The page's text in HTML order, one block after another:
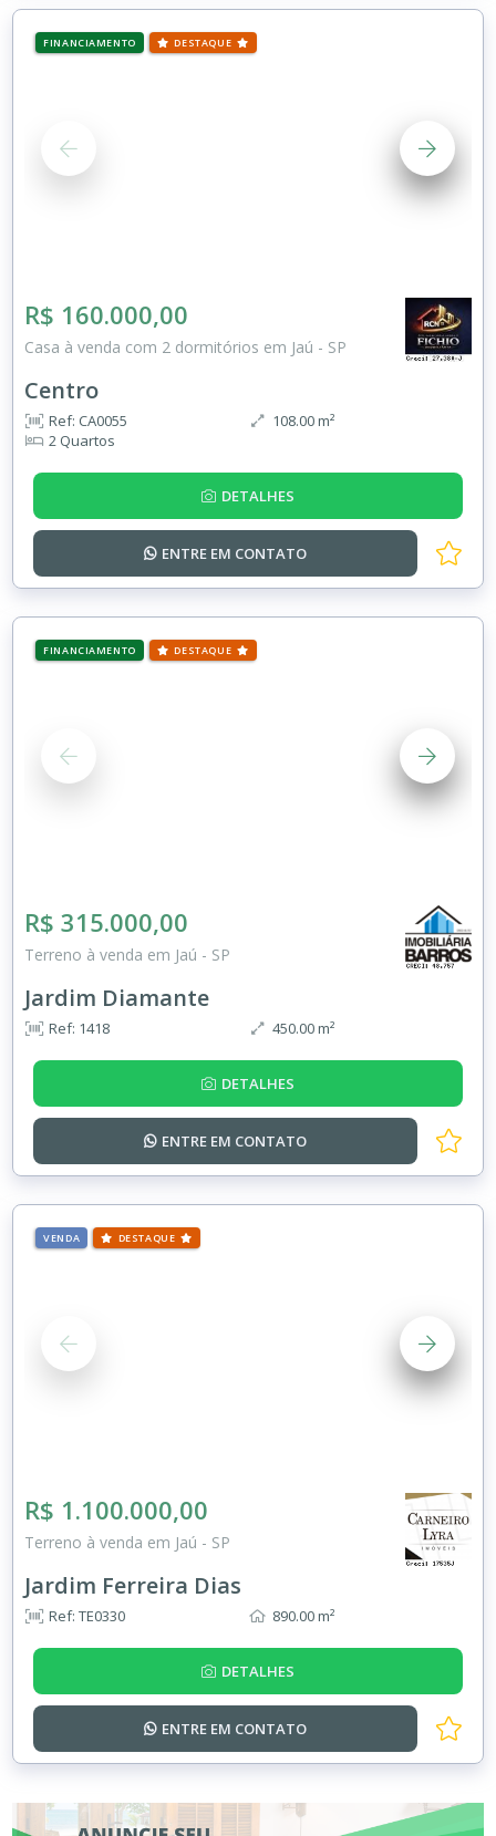
FINANCIAMENTO DESTAQUE
R$ 160.000,00
Casa à venda com 2 dormitórios em Jaú - SP
Centro
Ref: CA0055
2 Quartos
108.00 m²
DETALHES
ENTRE EM CONTATO
FINANCIAMENTO DESTAQUE
R$ 315.000,00
Terreno à venda em Jaú - SP
Jardim Diamante
Ref: 1418 450.00 m²
DETALHES
ENTRE EM CONTATO
VENDA DESTAQUE
R$ 1.100.000,00
Terreno à venda em Jaú - SP
Jardim Ferreira Dias
Ref: TE0330 890.00 m²
DETALHES
ENTRE EM CONTATO